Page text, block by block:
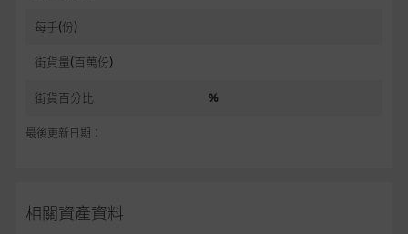
每手(份)
街貨量(百萬份)
街貨百分比 %
最後更新日期：
相關資產資料